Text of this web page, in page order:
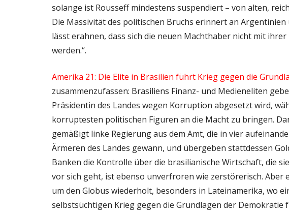
solange ist Rousseff mindestens suspendiert – von alten,
Die Massivität des politischen Bruchs erinnert an
lässt erahnen, dass sich die neuen Machthaber nicht mit
werden.“.
Amerika 21: Die Elite in Brasilien führt Krieg gegen die
zusammenzufassen: Brasiliens Finanz- und Medieneliten
Präsidentin des Landes wegen Korruption abgesetzt wird,
korruptesten politischen Figuren an die Macht zu bringen.
gemäßigt linke Regierung aus dem Amt, die in vier
Ärmeren des Landes gewann, und übergeben stattdessen
Banken die Kontrolle über die brasilianische Wirtschaft, die
vor sich geht, ist ebenso unverfroren wie zerstörerisch. Aber
um den Globus wiederholt, besonders in Lateinamerika, wo
selbstsüchtigen Krieg gegen die Grundlagen der